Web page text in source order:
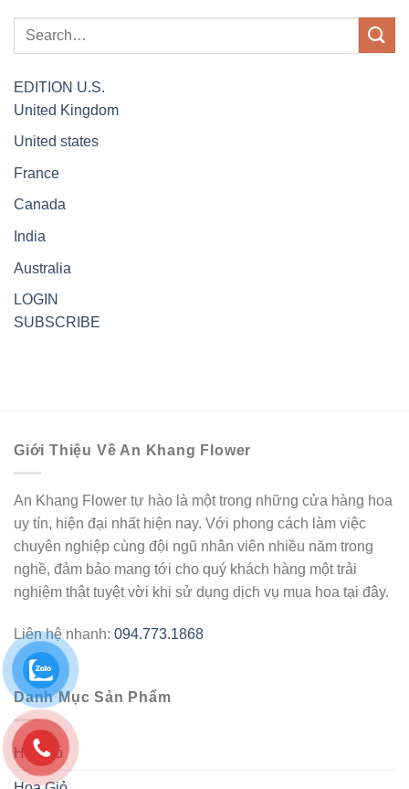
EDITION U.S.
United Kingdom
United states
France
Canada
India
Australia
LOGIN
SUBSCRIBE
Giới Thiệu Về An Khang Flower
An Khang Flower tự hào là một trong những cửa hàng hoa
uy tín, hiện đại nhất hiện nay. Với phong cách làm việc
chuyên nghiệp cùng đội ngũ nhân viên nhiều năm trong
nghề, đảm bảo mang tới cho quý khách hàng một trải
nghiệm thật tuyệt vời khi sử dụng dịch vụ mua hoa tại đây.
Liên hệ nhanh: 094.773.1868
Danh Mục Sản Phẩm
Hoa Bó